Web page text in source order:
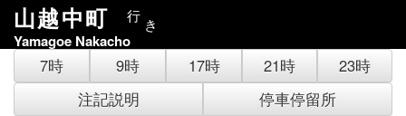
山越中町 行 き
Yamagoe Nakacho
7時 9時 17時 21時
23時
注記説明
停車停留所